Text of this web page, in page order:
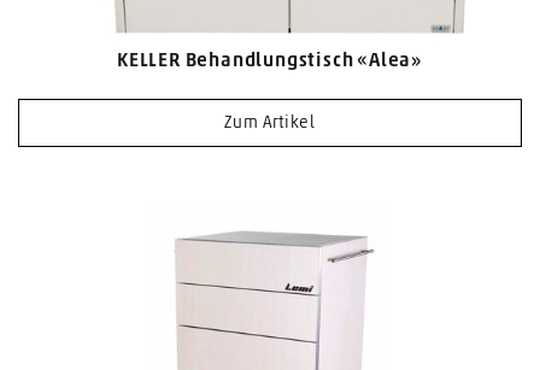
KELLER Behandlungstisch «Alea»
Zum Artikel